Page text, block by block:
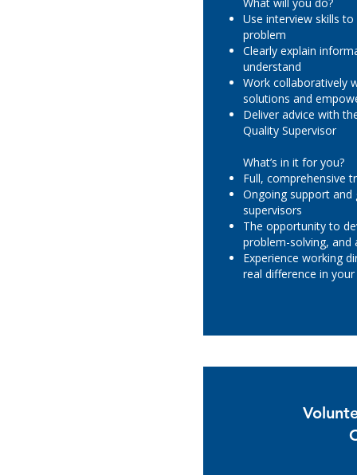
Use interview skills
problem
Clearly explain
understand
Work collaboratively
solutions and
Deliver advice with
Quality Supervisor
What’s in it for you?
Full, comprehensive
Ongoing support and
supervisors
The opportunity to
problem-solving, and
Experience working
real difference in